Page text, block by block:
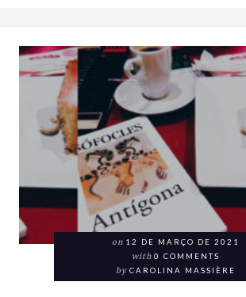
on 12 DE MARÇO DE 2021
with 0 COMMENTS
by CAROLINA MASSIÈRE